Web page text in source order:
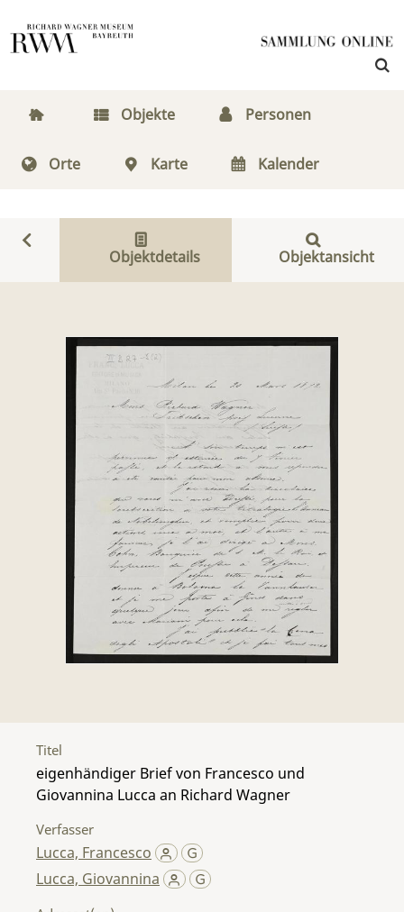
Objekte Personen
Orte Karte Kalender
Objektdetails Objektansicht
Titel
eigenhändiger Brief von Francesco und
Giovannina Lucca an Richard Wagner
Verfasser
Lucca, Francesco
Lucca, Giovannina